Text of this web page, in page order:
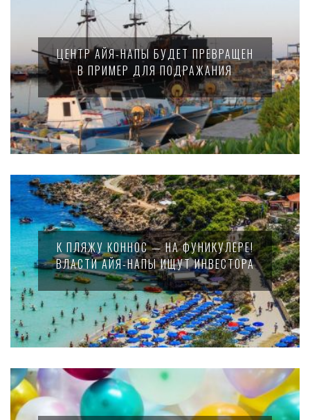
ЦЕНТР АЙЯ-НАПЫ БУДЕТ ПРЕВРАЩЕН
В ПРИМЕР ДЛЯ ПОДРАЖАНИЯ
К ПЛЯЖУ КОННОС — НА ФУНИКУЛЕРЕ!
ВЛАСТИ АЙЯ-НАПЫ ИЩУТ ИНВЕСТОРА